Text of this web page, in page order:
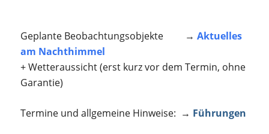
Geplante Beobachtungsobjekte → Aktuelles
am Nachthimmel
+ Wetteraussicht (erst kurz vor dem Termin, ohne
Garantie)
Termine und allgemeine Hinweise: → Führungen